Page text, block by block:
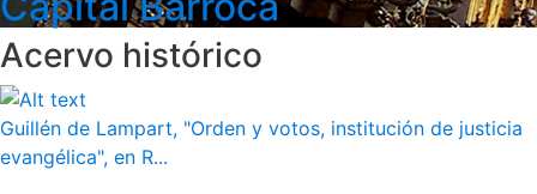
Acervo histórico
Guillén de Lampart, "Orden y votos, institución de justicia
evangélica", en R...